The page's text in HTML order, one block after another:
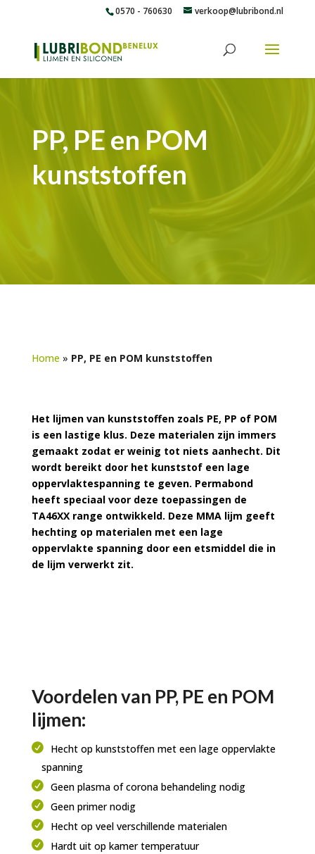
0570 - 760630 verkoop@lubribond.nl
PP, PE en POM
kunststoffen
Home» PP, PE en POM kunststoffen
Het lijmen van kunststoffen zoals PE, PP of POM
is een lastige klus. Deze materialen zijn immers
gemaakt zodat er weinig tot niets aanhecht. Dit
wordt bereikt door het kunststof een lage
oppervlaktespanning te geven. Permabond
heeft speciaal voor deze toepassingen de
TA46XX range ontwikkeld. Deze MMA lijm geeft
hechting op materialen met een lage
oppervlakte spanning door een etsmiddel die in
de lijm verwerkt zit.
Voordelen van PP, PE en POM
lijmen:
Hecht op kunststoffen met een lage oppervlakte
spanning
Geen plasma of corona behandeling nodig
Geen primer nodig
Hecht op veel verschillende materialen
Hardt uit op kamer temperatuur